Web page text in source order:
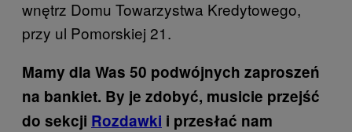
wnętrz Domu Towarzystwa Kredytowego,
przy ul Pomorskiej 21.
Mamy dla Was 50 podwójnych zaproszeń
na bankiet. By je zdobyć, musicie przejść
do sekcji Rozdawki i przesłać nam